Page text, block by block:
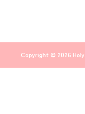
Copyright © 2026